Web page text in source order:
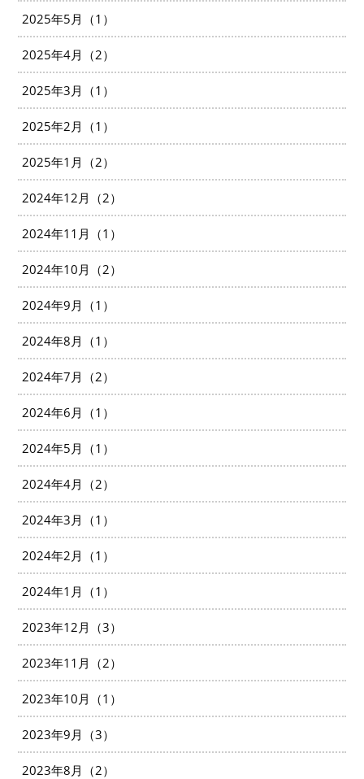
2025年5月（1）
2025年4月（2）
2025年3月（1）
2025年2月（1）
2025年1月（2）
2024年12月（2）
2024年11月（1）
2024年10月（2）
2024年9月（1）
2024年8月（1）
2024年7月（2）
2024年6月（1）
2024年5月（1）
2024年4月（2）
2024年3月（1）
2024年2月（1）
2024年1月（1）
2023年12月（3）
2023年11月（2）
2023年10月（1）
2023年9月（3）
2023年8月（2）